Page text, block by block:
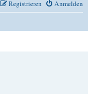
Anmelden
Registrieren